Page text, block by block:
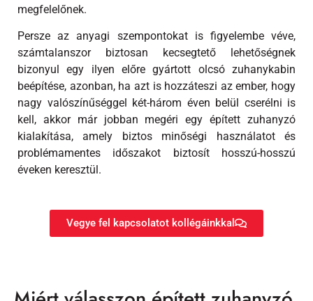
megfelelőnek.
Persze az anyagi szempontokat is figyelembe véve,
számtalanszor biztosan kecsegtető lehetőségnek
bizonyul egy ilyen előre gyártott olcsó zuhanykabin
beépítése, azonban, ha azt is hozzáteszi az ember, hogy
nagy valószínűséggel két-három éven belül cserélni is
kell, akkor már jobban megéri egy épített zuhanyzó
kialakítása, amely biztos minőségi használatot és
problémamentes időszakot biztosít hosszú-hosszú
éveken keresztül.
Vegye fel kapcsolatot kollégáinkkal